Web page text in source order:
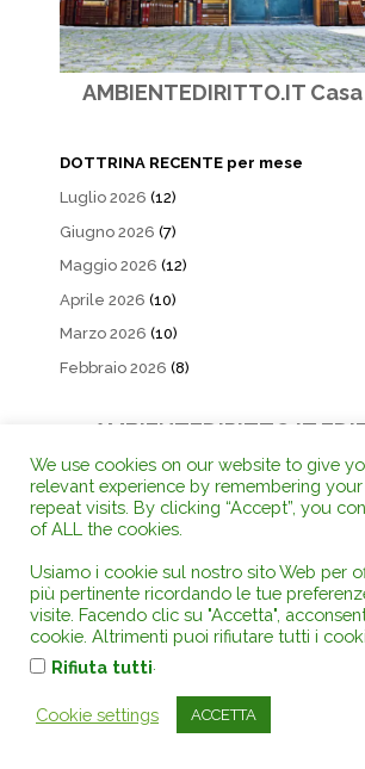
AMBIENTEDIRITTO.IT
DOTTRINA RECENTE per mese
Luglio 2026 (12)
Giugno 2026 (7)
Maggio 2026 (12)
Aprile 2026 (10)
Marzo 2026 (10)
Febbraio 2026 (8)
AMBIENTEDIRITTO.IT
Amazon
We use cookies on our website to give
relevant experience by remembering
repeat visits. By clicking “Accept”, you
of ALL the cookies.
Usiamo i cookie sul nostro sito Web per
più pertinente ricordando le tue
visite. Facendo clic su "Accetta",
cookie. Altrimenti puoi rifiutare tutti i
Rifiuta tutti
Cookie settings ACCETTA